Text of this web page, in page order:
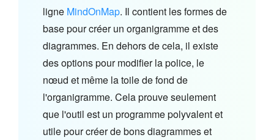
ligne MindOnMap. Il contient les formes de
base pour créer un organigramme et des
diagrammes. En dehors de cela, il existe
des options pour modifier la police, le
nœud et même la toile de fond de
l'organigramme. Cela prouve seulement
que l'outil est un programme polyvalent et
utile pour créer de bons diagrammes et